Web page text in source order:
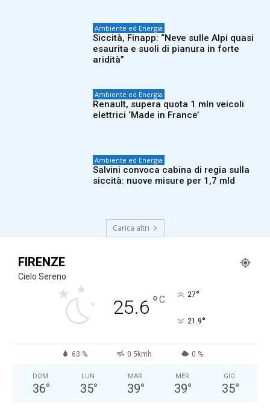
Ambiente ed Energia
Siccità, Finapp: “Neve sulle Alpi quasi
esaurita e suoli di pianura in forte
aridità”
Ambiente ed Energia
Renault, supera quota 1 mln veicoli
elettrici ‘Made in France’
Ambiente ed Energia
Salvini convoca cabina di regia sulla
siccità: nuove misure per 1,7 mld
Carica altri
FIRENZE
Cielo Sereno
25.6 °C 27°
21.9°
63 % 0.5kmh 0 %
DOM
36°
LUN
35°
MAR
39°
MER
39°
GIO
35°